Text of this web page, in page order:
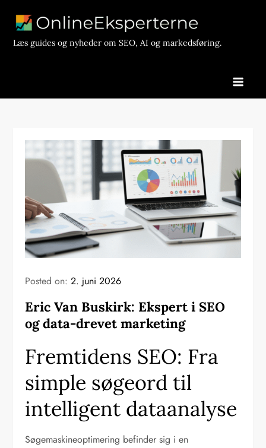
contentLæs guides og nyheder om SEO, AI og markedsføring.
Posted on:2. juni 2026
Eric Van Buskirk: Ekspert i SEO
og data-drevet marketing
Fremtidens SEO: Fra
simple søgeord til
intelligent dataanalyse
Søgemaskineoptimering befinder sig i en